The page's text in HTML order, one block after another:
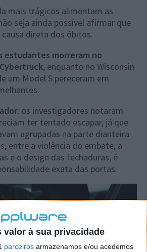
valor à sua privacidade
parceiros armazenamos e/ou acedemos
mais trágicos alimentam as
seja ainda possível afirmar que
direta dos óbitos.
estudantes morreram no
, enquanto no Wisconsin
um Model S pereceram em
: os investigadores notaram
ter tentado escapar, já que
agrupadas na parte dianteira
entre a violência do embate, a
e o design das fechaduras, é
exata das portas.